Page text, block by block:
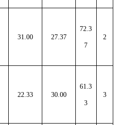
31.00 27.37
72.3
7
2
22.33 30.00
61.3
3
3